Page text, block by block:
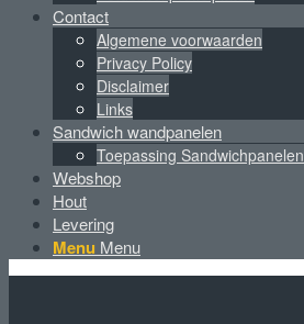
Contact
Algemene voorwaarden
Privacy Policy
Disclaimer
Links
Sandwich wandpanelen
Toepassing Sandwichpanelen
Webshop
Hout
Levering
Menu Menu